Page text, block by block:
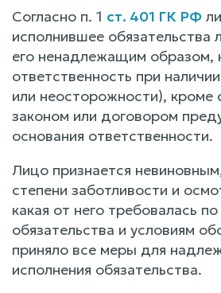
Согласно п. 1 ст. 401 ГК РФ
исполнившее обязательства
его ненадлежащим образом,
ответственность при
или неосторожности), кроме
законом или договором
основания ответственности.
Лицо признается
степени заботливости и
какая от него требовалась
обязательства и условиям
приняло все меры для
исполнения обязательства.